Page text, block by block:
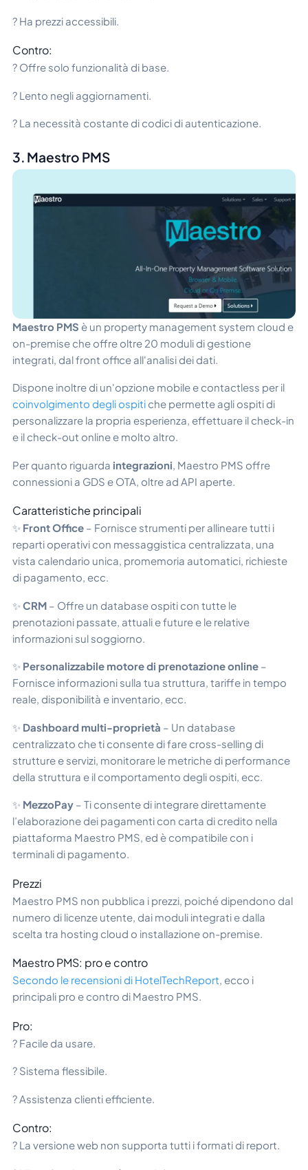
? Ha prezzi accessibili.
Contro:
? Offre solo funzionalità di base.
? Lento negli aggiornamenti.
? La necessità costante di codici di autenticazione.
3. Maestro PMS
Maestro PMS è un property management system cloud e
on-premise che offre oltre 20 moduli di gestione
integrati, dal front office all'analisi dei dati.
Dispone inoltre di un'opzione mobile e contactless per il
coinvolgimento degli ospiti che permette agli ospiti di
personalizzare la propria esperienza, effettuare il check-in
e il check-out online e molto altro.
Per quanto riguarda integrazioni , Maestro PMS offre
connessioni a GDS e OTA, oltre ad API aperte.
Caratteristiche principali
✨ Front Office – Fornisce strumenti per allineare tutti i
reparti operativi con messaggistica centralizzata, una
vista calendario unica, promemoria automatici, richieste
di pagamento, ecc.
✨CRM – Offre un database ospiti con tutte le
prenotazioni passate, attuali e future e le relative
informazioni sul soggiorno.
✨ Personalizzabile motore di prenotazione online –
Fornisce informazioni sulla tua struttura, tariffe in tempo
reale, disponibilità e inventario, ecc.
✨ Dashboard multi-proprietà – Un database
centralizzato che ti consente di fare cross-selling di
strutture e servizi, monitorare le metriche di performance
della struttura e il comportamento degli ospiti, ecc.
✨ MezzoPay – Ti consente di integrare direttamente
l’elaborazione dei pagamenti con carta di credito nella
piattaforma Maestro PMS, ed è compatibile con i
terminali di pagamento.
Prezzi
Maestro PMS non pubblica i prezzi, poiché dipendono dal
numero di licenze utente, dai moduli integrati e dalla
scelta tra hosting cloud o installazione on-premise.
Maestro PMS: pro e contro
Secondo le recensioni di HotelTechReport, ecco i
principali pro e contro di Maestro PMS.
Pro:
? Facile da usare.
? Sistema flessibile.
? Assistenza clienti efficiente.
Contro:
? La versione web non supporta tutti i formati di report.